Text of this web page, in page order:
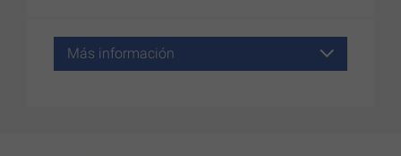
Más información